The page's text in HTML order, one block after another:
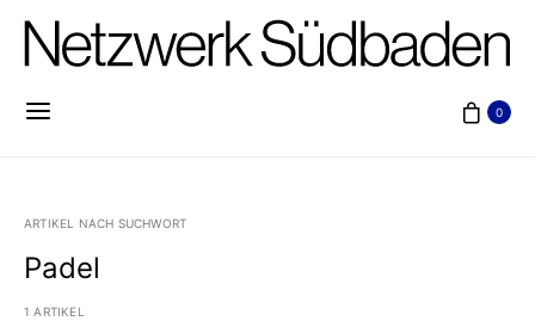
0
ARTIKEL NACH SUCHWORT
Padel
1 ARTIKEL